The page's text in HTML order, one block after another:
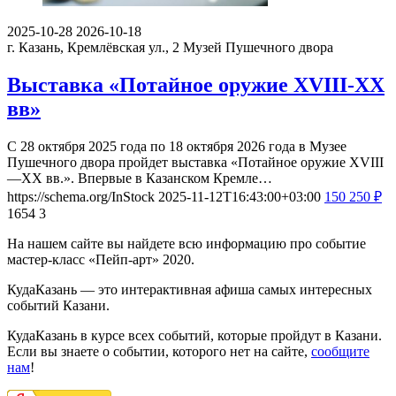
2025-10-28 2026-10-18
г. Казань, Кремлёвская ул., 2 Музей Пушечного двора
Выставка «Потайное оружие XVIII-XX
вв»
С 28 октября 2025 года по 18 октября 2026 года в Музее
Пушечного двора пройдет выставка «Потайное оружие XVIII
—XX вв.». Впервые в Казанском Кремле…
https://schema.org/InStock 2025-11-12T16:43:00+03:00 150 250 ₽
1654 3
На нашем сайте вы найдете всю информацию про событие
мастер-класс «Пейп-арт» 2020.
КудаКазань — это интерактивная афиша самых интересных
событий Казани.
КудаКазань в курсе всех событий, которые пройдут в Казани.
Если вы знаете о событии, которого нет на сайте, сообщите
нам!